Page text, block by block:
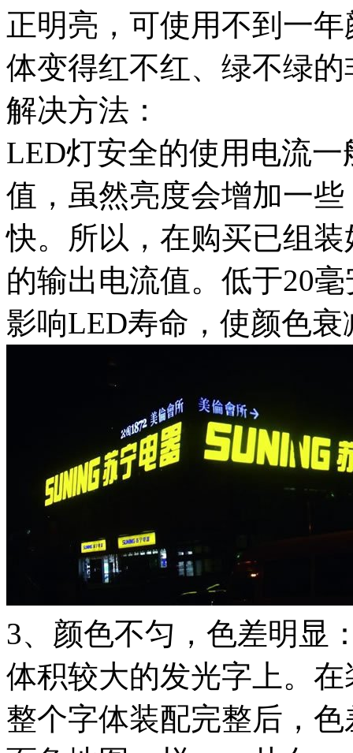
正明亮，可使用不到一
体变得红不红、绿不绿
解决方法：
LED灯安全的使用电流
值，虽然亮度会增加一
快。所以，在购买已组
的输出电流值。低于20
影响LED寿命，使颜色衰
3、颜色不匀，色差明显
体积较大的发光字上。
整个字体装配完整后，